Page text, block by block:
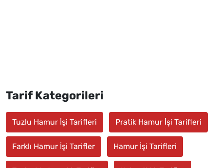
Tarif Kategorileri
Tuzlu Hamur İşi Tarifleri Pratik Hamur İşi Tarifleri
Farklı Hamur İşi Tarifler Hamur İşi Tarifleri